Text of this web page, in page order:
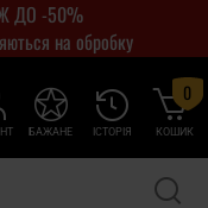
ДО -50%
на обробку
ІСТОРІЯ
БАЖАНЕ КОШИК
0